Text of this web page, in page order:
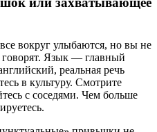
вокруг улыбаются, но вы не
Язык — главный
реальная речь
в культуру. Смотрите
с соседями. Чем больше